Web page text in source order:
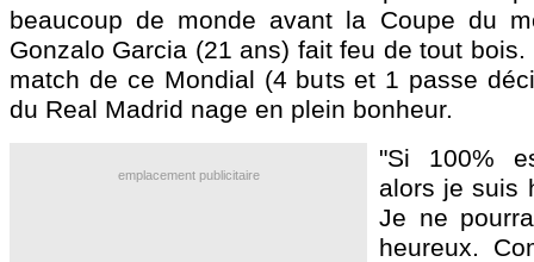
beaucoup de monde avant la Coupe du
Gonzalo Garcia (21 ans) fait feu de tout
match de ce Mondial (4 buts et 1 passe
du Real Madrid nage en plein bonheur.
emplacement publicitaire
"Si 100%
alors je suis
Je ne
heureux.